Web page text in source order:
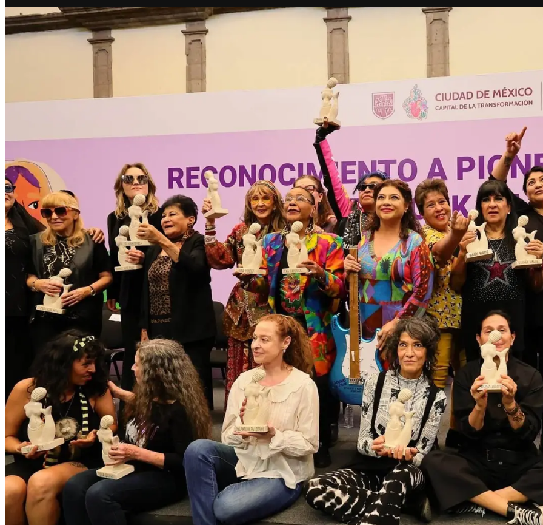
CDMX
Rockeras reciben reconocimiento en
festival Tiempo Mujeres